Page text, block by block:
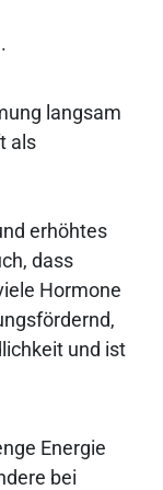
langsam
als
erhöhtes
dass
Hormone
und ist
Energie
bei